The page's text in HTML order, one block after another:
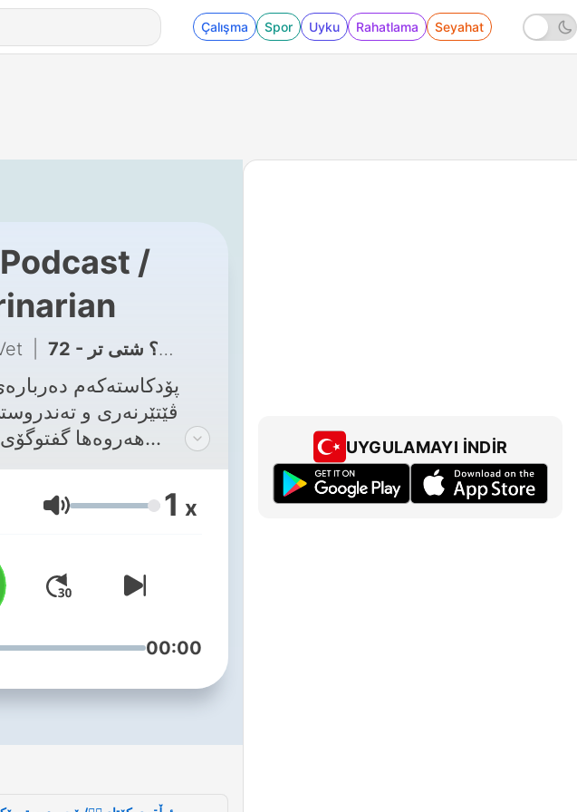
Çalışma Spor Uyku Rahatlama Seyahat
/
پۆدکاستەکەم
ڤێتێرنەری و
هەروەها
دۆستانە لەسەر ئەو
گرنگن بۆ خەڵک بەگشتی،
پزیشکە ڤێتێرنەریە
تواناکانیان لە پراکتیکیدا
هەروەها زانیاری و
پسپۆڕانەوە بۆ
کەسانی دیکە کە
ئاژەڵ و
یەک چەمکی
و ڕووەک و
کێوییەکان. لە
Ses 1 x
00:00
UYGULAMAYI İNDIR